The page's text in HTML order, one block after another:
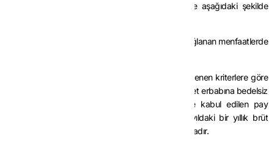
Kanunun mülga 17 nci maddesi başlığıyla birlikte aşağıdaki şekilde
“Hizmet erbabına pay senedi verilmek suretiyle sağlanan menfaatlerde
MADDE 17- Sanayi ve Teknoloji Bakanlığınca belirlenen kriterlere göre
teknogirişim şirketi niteliğini haiz işverenlerce hizmet erbabına bedelsiz
veya indirimli olarak verilen ve ücret niteliğinde kabul edilen pay
senetlerinin, verildiği tarihteki rayiç değerinin o yıldaki bir yıllık brüt
ücret tutarını aşmayan kısmı gelir vergisinden istisnadır.